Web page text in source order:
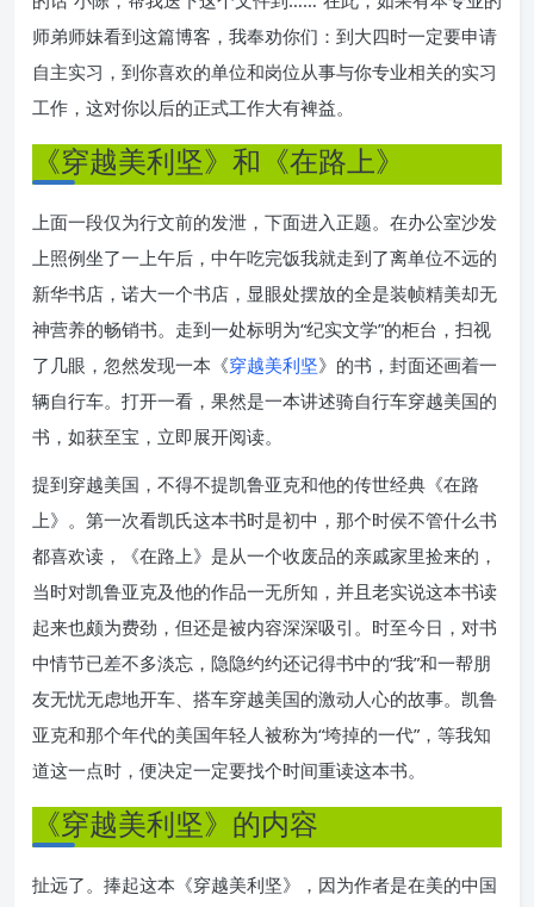
师弟师妹看到这篇博客，我奉劝你们：到大四时一定要申请
自主实习，到你喜欢的单位和岗位从事与你专业相关的实习
工作，这对你以后的正式工作大有裨益。
《穿越美利坚》和《在路上》
上面一段仅为行文前的发泄，下面进入正题。在办公室沙发
上照例坐了一上午后，中午吃完饭我就走到了离单位不远的
新华书店，诺大一个书店，显眼处摆放的全是装帧精美却无
神营养的畅销书。走到一处标明为“纪实文学”的柜台，扫视
了几眼，忽然发现一本《穿越美利坚》的书，封面还画着一
辆自行车。打开一看，果然是一本讲述骑自行车穿越美国的
书，如获至宝，立即展开阅读。
提到穿越美国，不得不提凯鲁亚克和他的传世经典《在路
上》。第一次看凯氏这本书时是初中，那个时侯不管什么书
都喜欢读，《在路上》是从一个收废品的亲戚家里捡来的，
当时对凯鲁亚克及他的作品一无所知，并且老实说这本书读
起来也颇为费劲，但还是被内容深深吸引。时至今日，对书
中情节已差不多淡忘，隐隐约约还记得书中的“我”和一帮朋
友无忧无虑地开车、搭车穿越美国的激动人心的故事。凯鲁
亚克和那个年代的美国年轻人被称为“垮掉的一代”，等我知
道这一点时，便决定一定要找个时间重读这本书。
《穿越美利坚》的内容
扯远了。捧起这本《穿越美利坚》，因为作者是在美的中国